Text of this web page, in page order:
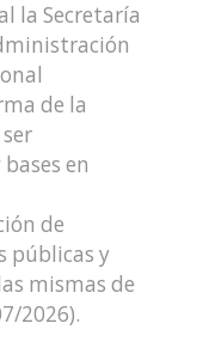
la Secretaría
de la
en
de
públicas y
mismas de
2026).